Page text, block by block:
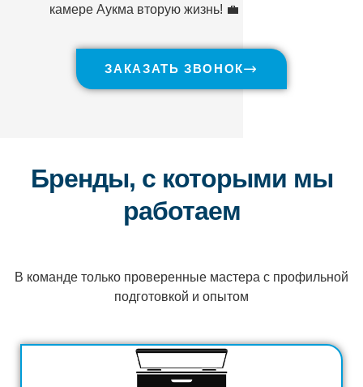
камере Аукма вторую жизнь! 💼
ЗАКАЗАТЬ ЗВОНОК
Бренды, с которыми мы
работаем
В команде только проверенные мастера с профильной
подготовкой и опытом